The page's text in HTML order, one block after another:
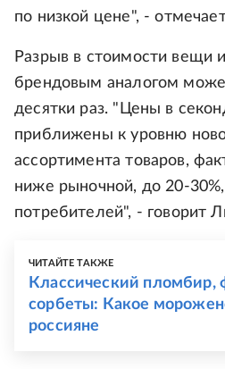
по низкой цене", -
Разрыв в стоимости вещи
брендовым аналогом
десятки раз. "Цены в
приближены к уровню
ассортимента товаров,
ниже рыночной, до 20-
потребителей", - говорит
ЧИТАЙТЕ ТАКЖЕ
Классический пломбир,
сорбеты: Какое
россияне